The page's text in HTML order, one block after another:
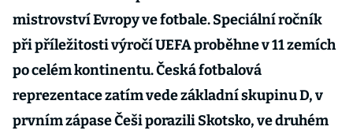
mistrovství Evropy ve fotbale. Speciální ročník
při příležitosti výročí UEFA proběhne v 11 zemích
po celém kontinentu. Česká fotbalová
reprezentace zatím vede základní skupinu D, v
prvním zápase Češi porazili Skotsko, ve druhém